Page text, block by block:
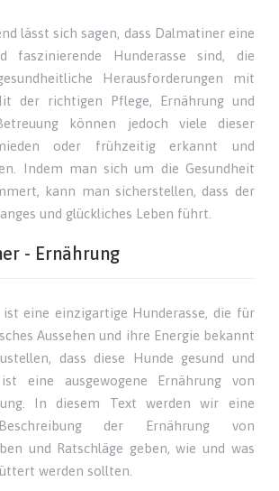
lässt sich sagen, dass Dalmatiner eine
faszinierende Hunderasse sind, die
Herausforderungen mit
der richtigen Pflege, Ernährung und
können jedoch viele dieser
oder frühzeitig erkannt und
Indem man sich um die Gesundheit
kann man sicherstellen, dass der
und glückliches Leben führt.
- Ernährung
eine einzigartige Hunderasse, die für
Aussehen und ihre Energie bekannt
dass diese Hunde gesund und
eine ausgewogene Ernährung von
In diesem Text werden wir eine
der Ernährung von
und Ratschläge geben, wie und was
werden sollten.